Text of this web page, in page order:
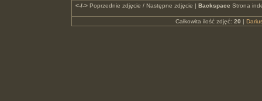
<-/->Poprzednie zdjęcie / Następne zdjęcie | Backspace Strona
Całkowita ilość zdjęć: 20 |